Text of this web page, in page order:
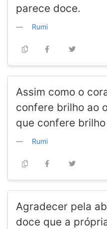
parece doce.
Rumi
Assim como o
confere brilho ao
que confere
Rumi
Agradecer pela
doce que a